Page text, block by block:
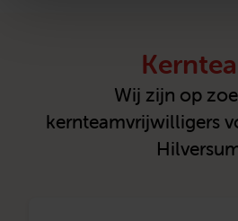
Wij zijn op
kernteamvrijwilligers